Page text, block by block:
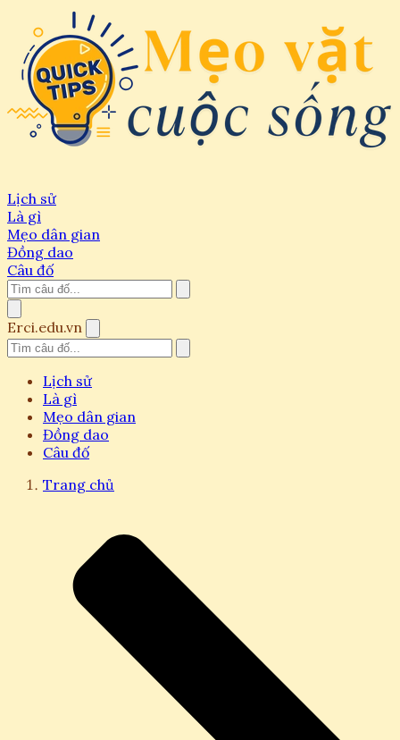
Lịch sử
Là gì
Mẹo dân gian
Đồng dao
Câu đố
Erci.edu.vn
Lịch sử
Là gì
Mẹo dân gian
Đồng dao
Câu đố
Trang chủ